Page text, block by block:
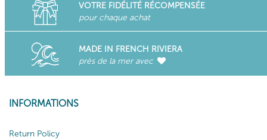
VOTRE FIDÉLITÉ RÉCOMPENSÉE
pour chaque achat
MADE IN FRENCH RIVIERA
près de la mer avec
INFORMATIONS
Return Policy